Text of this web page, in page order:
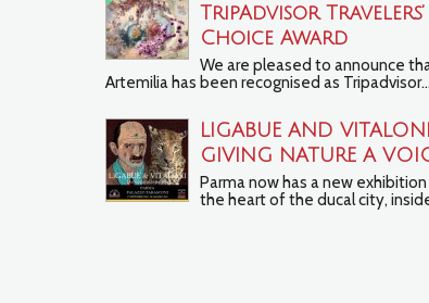
TripAdvisor Travelers’
Choice Award
We are pleased to announce
Artemilia has been recognised as Tripadvisor...
LIGABUE AND
GIVING NATURE A
Parma now has a new exhibition
the heart of the ducal city,